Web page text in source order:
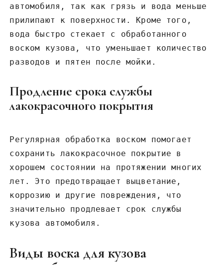
автомобиля, так как грязь и вода меньше
прилипают к поверхности. Кроме того,
вода быстро стекает с обработанного
воском кузова, что уменьшает количество
разводов и пятен после мойки.
Продление срока службы
лакокрасочного покрытия
Регулярная обработка воском помогает
сохранить лакокрасочное покрытие в
хорошем состоянии на протяжении многих
лет. Это предотвращает выцветание,
коррозию и другие повреждения, что
значительно продлевает срок службы
кузова автомобиля.
Виды воска для кузова